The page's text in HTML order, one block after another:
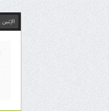
الإثنين , 1 يونيو 2026